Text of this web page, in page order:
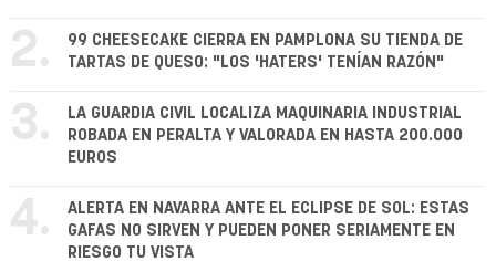
2.
99 CHEESECAKE CIERRA EN PAMPLONA SU TIENDA DE
TARTAS DE QUESO: "LOS 'HATERS' TENÍAN RAZÓN"
3.
LA GUARDIA CIVIL LOCALIZA MAQUINARIA INDUSTRIAL
ROBADA EN PERALTA Y VALORADA EN HASTA 200.000
EUROS
4.
ALERTA EN NAVARRA ANTE EL ECLIPSE DE SOL: ESTAS
GAFAS NO SIRVEN Y PUEDEN PONER SERIAMENTE EN
RIESGO TU VISTA